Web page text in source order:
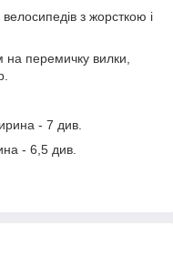
з жорсткою і
на перемичку вилки,
- 7 див.
- 6,5 див.